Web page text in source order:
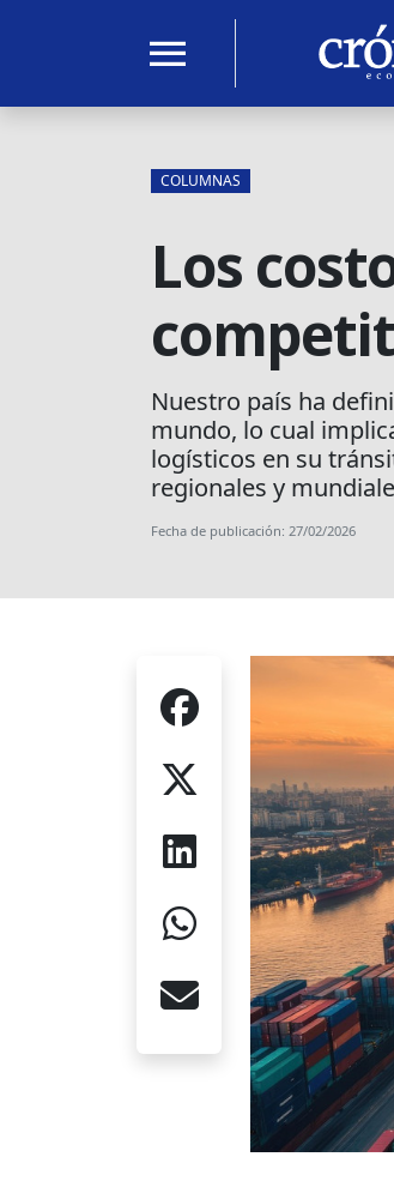
menu
COLUMNAS
Los
Nuestro país ha
mundo, lo cual
logísticos en su
regionales y
Fecha de publicación: 27/02/2026